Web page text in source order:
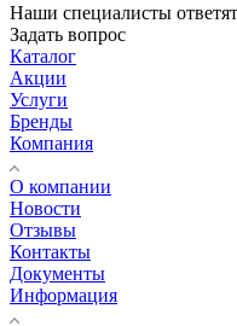
Наши специалисты
Задать вопрос
Каталог
Акции
Услуги
Бренды
Компания
О компании
Новости
Отзывы
Контакты
Документы
Информация